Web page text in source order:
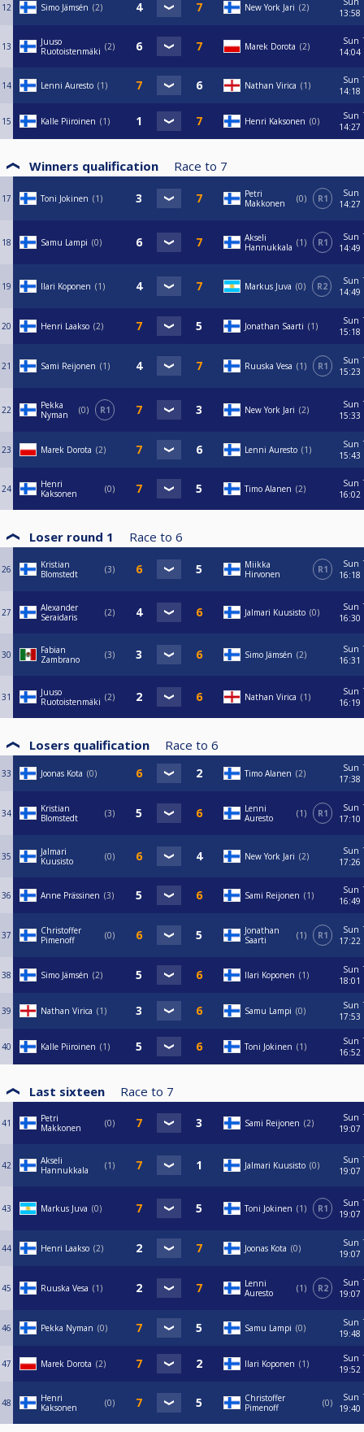
12 Simo Jämsén 2 New York Jari 2
13:58
13
Juuso
Ruotoistenmäki
2 Marek Dorota 2
Sun
14:04
14 Lenni Auresto 1 Nathan Virica 1
Sun
14:18
15 Kalle Piiroinen 1 Henri Kaksonen 0
Sun
14:27
Winners qualification Race to 7
17 Toni Jokinen 1
Petri
Makkonen
0 R1
Sun
14:27
18 Samu Lampi 0
Akseli
Hannukkala
1 R1
Sun
14:49
19 Ilari Koponen 1 Markus Juva 0 R2
Sun
14:49
20 Henri Laakso 2 Jonathan Saarti 1
Sun
15:18
21 Sami Reijonen 1 Ruuska Vesa 1 R1
Sun
15:23
22
Pekka
Nyman
0 R1 New York Jari 2
Sun
15:33
23 Marek Dorota 2 Lenni Auresto 1
Sun
15:43
24
Henri
Kaksonen
0 Timo Alanen 2
Sun
16:02
Loser round 1 Race to 6
26
Kristian
Blomstedt
3
Miikka
Hirvonen
R1
Sun
16:18
27
Alexander
Seraidaris
2 Jalmari Kuusisto 0
Sun
16:30
30
Fabian
Zambrano
3 Simo Jämsén 2
Sun
16:31
31
Juuso
Ruotoistenmäki
2 Nathan Virica 1
Sun
16:19
Losers qualification Race to 6
33 Joonas Kota 0 Timo Alanen 2
Sun
17:38
34
Kristian
Blomstedt
3
Lenni
Auresto
1 R1
Sun
17:10
35
Jalmari
Kuusisto
0 New York Jari 2
Sun
17:26
36 Anne Prässinen 3 Sami Reijonen 1
Sun
16:49
37
Christoffer
Pimenoff
0
Jonathan
Saarti
1 R1
Sun
17:22
38 Simo Jämsén 2 Ilari Koponen 1
Sun
18:01
39 Nathan Virica 1 Samu Lampi 0
Sun
17:53
40 Kalle Piiroinen 1 Toni Jokinen 1
Sun
16:52
Last sixteen Race to 7
41
Petri
Makkonen
0 Sami Reijonen 2
Sun
19:07
42
Akseli
Hannukkala
1 Jalmari Kuusisto 0
Sun
19:07
43 Markus Juva 0 Toni Jokinen 1 R1
Sun
19:07
44 Henri Laakso 2 Joonas Kota 0
Sun
19:07
45 Ruuska Vesa 1
Lenni
Auresto
1 R2
Sun
19:07
46 Pekka Nyman 0 Samu Lampi 0
Sun
19:48
47 Marek Dorota 2 Ilari Koponen 1
Sun
19:52
48
Henri
Kaksonen
0
Christoffer
Pimenoff
0
Sun
19:40